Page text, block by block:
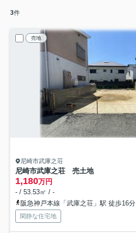
3件
売地
尼崎市武庫之荘
尼崎市武庫之荘 売土地
1,180万円
- / 53.53㎡ / -
阪急神戸本線「武庫之荘」駅 徒歩16分
閑静な住宅地